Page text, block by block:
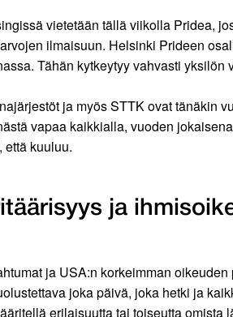
vietetään tällä viikolla Pridea,
ilmaisuun. Helsinki Prideen
Tähän kytkeytyy vahvasti
ja myös STTK ovat tänäkin
vapaa kaikkialla, vuoden
että kuuluu.
ja
ja USA:n korkeimman
joka päivä, joka hetki ja
erilaisuutta tai toiseutta